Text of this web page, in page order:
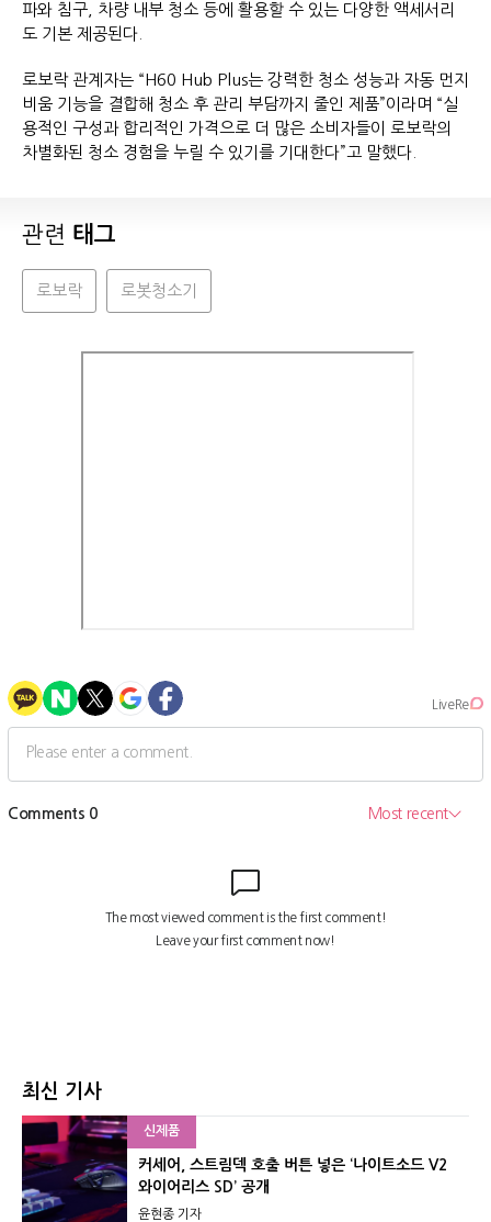
파와 침구, 차량 내부 청소 등에 활용할 수 있는 다양한 액세서리
도 기본 제공된다.
로보락 관계자는 “H60 Hub Plus는 강력한 청소 성능과 자동 먼지
비움 기능을 결합해 청소 후 관리 부담까지 줄인 제품”이라며 “실
용적인 구성과 합리적인 가격으로 더 많은 소비자들이 로보락의
차별화된 청소 경험을 누릴 수 있기를 기대한다”고 말했다.
관련 태그
로보락 로봇청소기
최신 기사
신제품
커세어, 스트림덱 호출 버튼 넣은 ‘나이트소드 V2
와이어리스 SD’ 공개
윤현종 기자